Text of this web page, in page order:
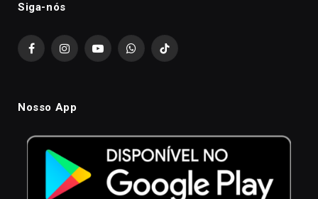
Siga-nós
FacebookInstagramYouTubeWhatsAppTikTok
Nosso App